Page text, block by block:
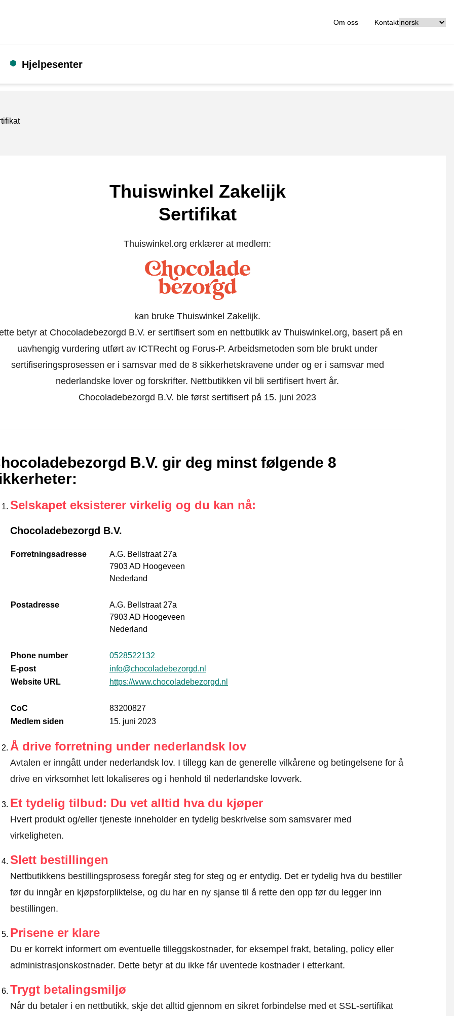
Om oss Kontakt
Hjelpesenter
Thuiswinkel Zakelijk
Sertifikat
Thuiswinkel.org erklærer at medlem:
kan bruke Thuiswinkel Zakelijk.
betyr at Chocoladebezorgd B.V. er sertifisert som en nettbutikk av Thuiswinkel.org, basert på en
uavhengig vurdering utført av ICTRecht og Forus-P. Arbeidsmetoden som ble brukt under
sertifiseringsprosessen er i samsvar med de 8 sikkerhetskravene under og er i samsvar med
nederlandske lover og forskrifter. Nettbutikken vil bli sertifisert hvert år.
Chocoladebezorgd B.V. ble først sertifisert på 15. juni 2023
B.V. gir deg minst følgende 8
:
Selskapet eksisterer virkelig og du kan nå:
Chocoladebezorgd B.V.
Forretningsadresse
A.G. Bellstraat 27a
7903 AD Hoogeveen
Nederland
Postadresse
A.G. Bellstraat 27a
7903 AD Hoogeveen
Nederland
Phone number
0528522132
E-post
info@chocoladebezorgd.nl
Website URL
https://www.chocoladebezorgd.nl
CoC
83200827
Medlem siden
15. juni 2023
Å drive forretning under nederlandsk lov
Avtalen er inngått under nederlandsk lov. I tillegg kan de generelle vilkårene og betingelsene for å
drive en virksomhet lett lokaliseres og i henhold til nederlandske lovverk.
Et tydelig tilbud: Du vet alltid hva du kjøper
Hvert produkt og/eller tjeneste inneholder en tydelig beskrivelse som samsvarer med
virkeligheten.
Slett bestillingen
Nettbutikkens bestillingsprosess foregår steg for steg og er entydig. Det er tydelig hva du bestiller
før du inngår en kjøpsforpliktelse, og du har en ny sjanse til å rette den opp før du legger inn
bestillingen.
Prisene er klare
Du er korrekt informert om eventuelle tilleggskostnader, for eksempel frakt, betaling, policy eller
administrasjonskostnader. Dette betyr at du ikke får uventede kostnader i etterkant.
Trygt betalingsmiljø
Når du betaler i en nettbutikk, skje det alltid gjennom en sikret forbindelse med et SSL-sertifikat